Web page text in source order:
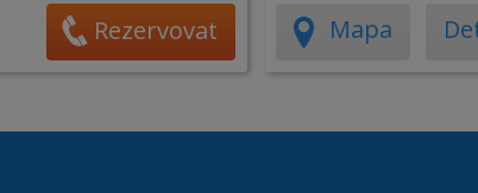
Rezervovat Mapa